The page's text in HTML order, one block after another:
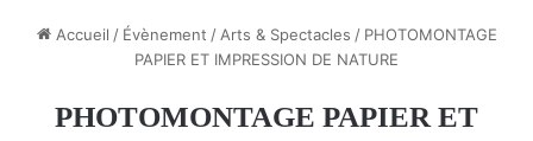
Accueil / Évènement / Arts & Spectacles / PHOTOMONTAGE
PAPIER ET IMPRESSION DE NATURE
PHOTOMONTAGE PAPIER ET